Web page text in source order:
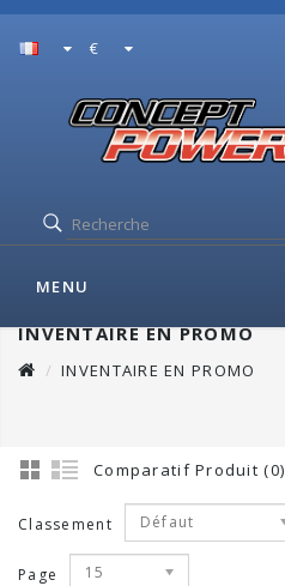
€
MENU
INVENTAIRE EN PROMO
INVENTAIRE EN PROMO
Comparatif Produit (0)
Classement Défaut
Page 15